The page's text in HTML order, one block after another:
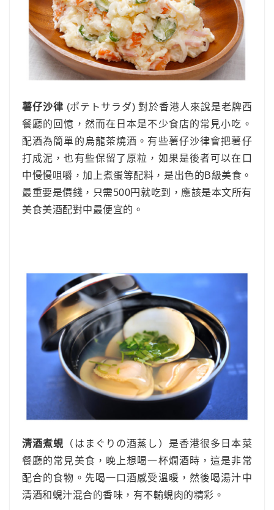
薯仔沙律 (ポテトサラダ) 對於香港人來說是老牌西
餐廳的回憶，然而在日本是不少食店的常見小吃。
配酒為簡單的烏龍茶燒酒。有些薯仔沙律會把薯仔
打成泥，也有些保留了原粒，如果是後者可以在口
中慢慢咀嚼，加上煮蛋等配料，是出色的B級美食。
最重要是價錢，只需500円就吃到，應該是本文所有
美食美酒配對中最便宜的。
清酒煮蜆 （はまぐりの酒蒸し）是香港很多日本菜
餐廳的常見美食，晚上想喝一杯燗酒時，這是非常
配合的食物。先喝一口酒感受溫暖，然後喝湯汁中
清酒和蜆汁混合的香味，有不輸蜆肉的精彩。